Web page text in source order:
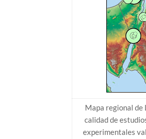
Mapa regional de
calidad de
experimentales